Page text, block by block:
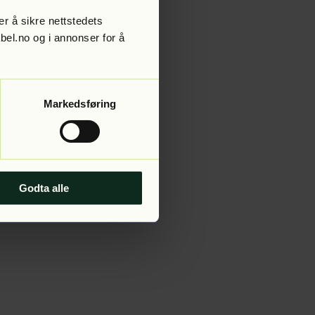
å sikre nettstedets
og i annonser for å
Markedsføring
Godta alle